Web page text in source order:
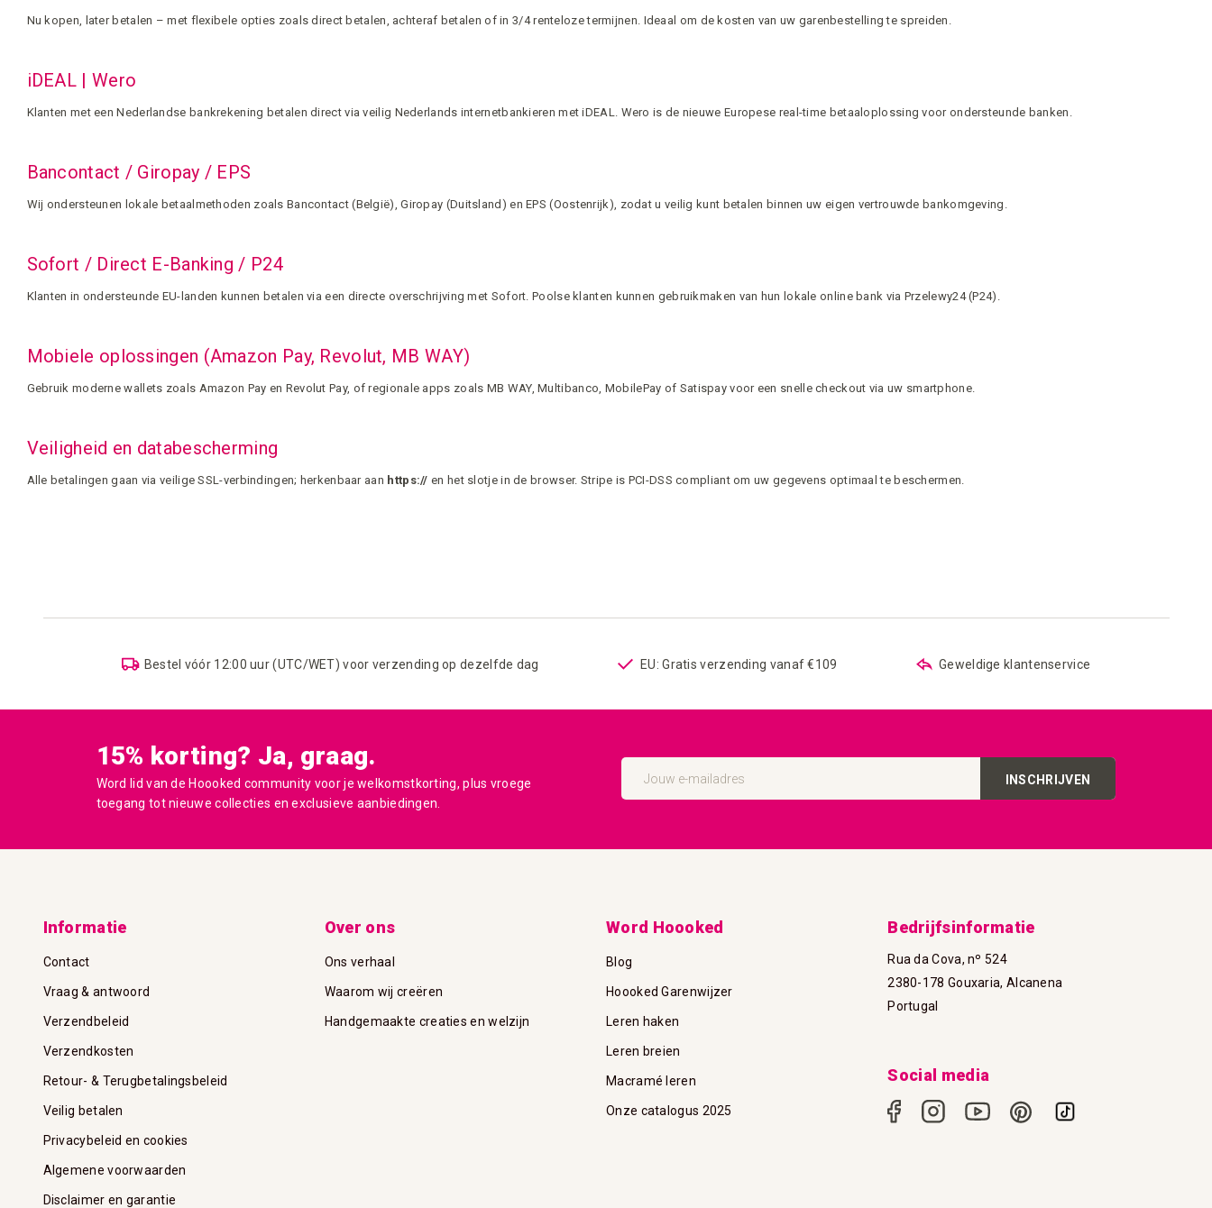
Nu kopen, later betalen – met flexibele opties zoals direct betalen, achteraf betalen of in 3/4 renteloze termijnen. Ideaal om de kosten van uw garenbestelling te spreiden.
iDEAL | Wero
Klanten met een Nederlandse bankrekening betalen direct via veilig Nederlands internetbankieren met iDEAL. Wero is de nieuwe Europese real-time betaaloplossing voor ondersteunde banken.
Bancontact / Giropay / EPS
Wij ondersteunen lokale betaalmethoden zoals Bancontact (België), Giropay (Duitsland) en EPS (Oostenrijk), zodat u veilig kunt betalen binnen uw eigen vertrouwde bankomgeving.
Sofort / Direct E-Banking / P24
Klanten in ondersteunde EU-landen kunnen betalen via een directe overschrijving met Sofort. Poolse klanten kunnen gebruikmaken van hun lokale online bank via Przelewy24 (P24).
Mobiele oplossingen (Amazon Pay, Revolut, MB WAY)
Gebruik moderne wallets zoals Amazon Pay en Revolut Pay, of regionale apps zoals MB WAY, Multibanco, MobilePay of Satispay voor een snelle checkout via uw smartphone.
Veiligheid en databescherming
Alle betalingen gaan via veilige SSL-verbindingen; herkenbaar aan https:// en het slotje in de browser. Stripe is PCI-DSS compliant om uw gegevens optimaal te beschermen.
Bestel vóór 12:00 uur (UTC/WET) voor verzending op dezelfde dag EU: Gratis verzending vanaf €109 Geweldige klantenservice
15% korting? Ja, graag.
Word lid van de Hoooked community voor je welkomstkorting, plus vroege
toegang tot nieuwe collecties en exclusieve aanbiedingen.
Abonneer
onze
INSCHRIJVEN
Informatie
Contact
Vraag & antwoord
Verzendbeleid
Verzendkosten
Retour- & Terugbetalingsbeleid
Veilig betalen
Privacybeleid en cookies
Algemene voorwaarden
Disclaimer en garantie
Over ons
Ons verhaal
Waarom wij creëren
Handgemaakte creaties en welzijn
Word Hoooked
Blog
Hoooked Garenwijzer
Leren haken
Leren breien
Macramé leren
Onze catalogus 2025
Bedrijfsinformatie
Rua da Cova, nº 524
2380-178 Gouxaria, Alcanena
Portugal
Social media